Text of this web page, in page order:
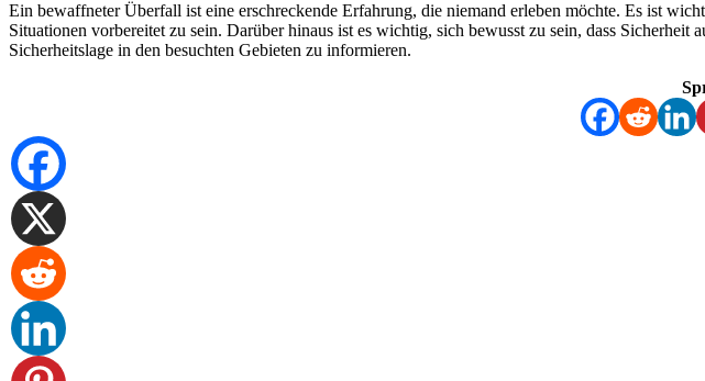
Ein bewaffneter Überfall ist eine erschreckende Erfahrung, die niemand erleben möchte. Es ist
Situationen vorbereitet zu sein. Darüber hinaus ist es wichtig, sich bewusst zu sein, dass
Sicherheitslage in den besuchten Gebieten zu informieren.